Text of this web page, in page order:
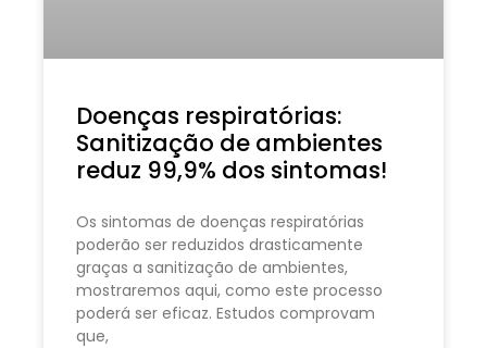
Doenças respiratórias:
Sanitização de ambientes
reduz 99,9% dos sintomas!
Os sintomas de doenças respiratórias
poderão ser reduzidos drasticamente
graças a sanitização de ambientes,
mostraremos aqui, como este processo
poderá ser eficaz. Estudos comprovam
que,